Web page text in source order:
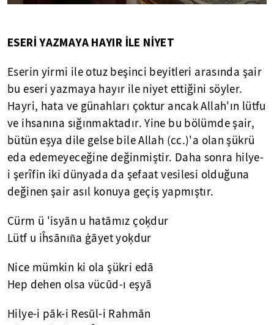
ESERİ YAZMAYA HAYIR İLE NİYET
Eserin yirmi ile otuz beşinci beyitleri arasında şair
bu eseri yazmaya hayır ile niyet ettiğini söyler.
Hayri, hata ve günahları çoktur ancak Allah'ın lütfu
ve ihsanına sığınmaktadır. Yine bu bölümde şair,
bütün eşya dile gelse bile Allah (cc.)'a olan şükrü
eda edemeyeceğine değinmiştir. Daha sonra hilye-
i şerîfin iki dünyada da şefaat vesilesi olduğuna
değinen şair asıl konuya geçiş yapmıştır.
Cürm ü 'isyān u hatāmız çoķdur
Lütf u iĥsānıña ġāyet yoķdur
Nice mümkin ki ola şükri edā
Hep dehen olsa vücūd-ı eşyā
Hilye-i pāk-i Resūl-i Rahmān